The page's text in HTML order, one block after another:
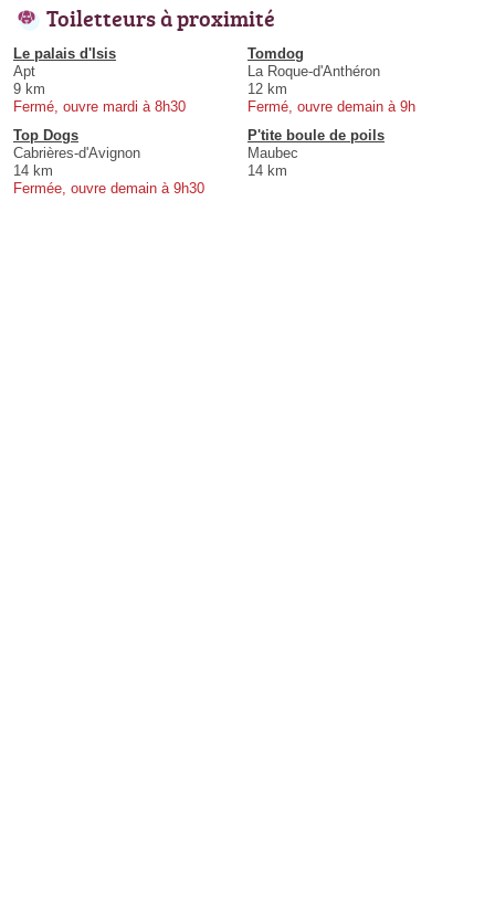
Toiletteurs à proximité
Le palais d'Isis
Apt
9 km
Fermé, ouvre mardi à 8h30
Tomdog
La Roque-d'Anthéron
12 km
Fermé, ouvre demain à 9h
Top Dogs
Cabrières-d'Avignon
14 km
Fermée, ouvre demain à 9h30
P'tite boule de poils
Maubec
14 km